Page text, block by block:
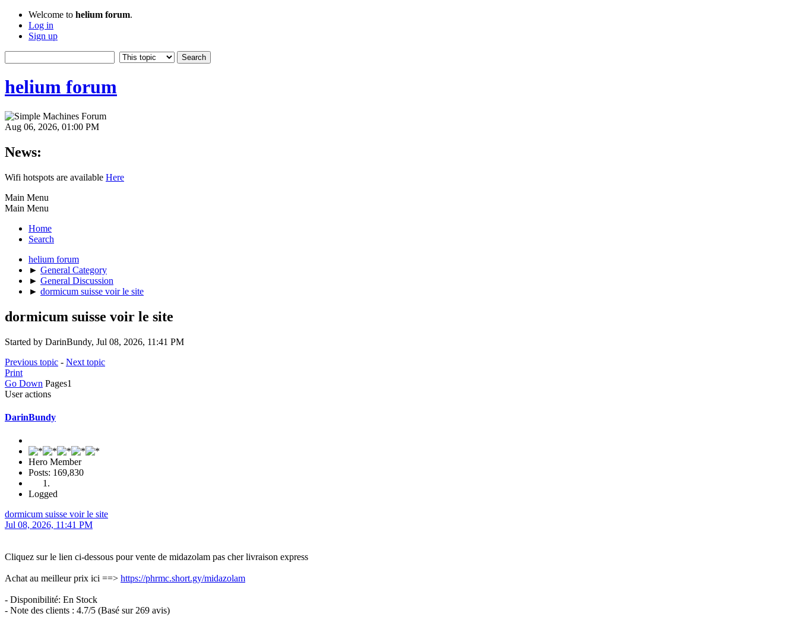
Welcome to helium forum.
Log in
Sign up
helium forum
Aug 06, 2026, 01:00 PM
News:
Wifi hotspots are available Here
Main Menu
Main Menu
Home
Search
helium forum
► General Category
► General Discussion
► dormicum suisse voir le site
dormicum suisse voir le site
Started by DarinBundy, Jul 08, 2026, 11:41 PM
Previous topic - Next topic
Print
Go Down Pages1
User actions
DarinBundy
Hero Member
Posts: 169,830
Logged
dormicum suisse voir le site
Jul 08, 2026, 11:41 PM
Cliquez sur le lien ci-dessous pour vente de midazolam pas cher livraison express
Achat au meilleur prix ici ==> https://phrmc.short.gy/midazolam
- Disponibilité: En Stock
- Note des clients : 4.7/5 (Basé sur 269 avis)